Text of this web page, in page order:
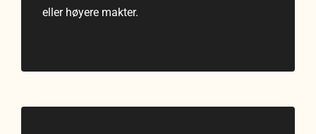
eller høyere makter.